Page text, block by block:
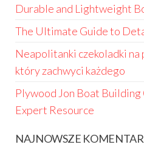
Durable and Lightweight
The Ultimate Guide to
Neapolitanki czekoladki na
który zachwyci każdego
Plywood Jon Boat
Expert Resource
NAJNOWSZE